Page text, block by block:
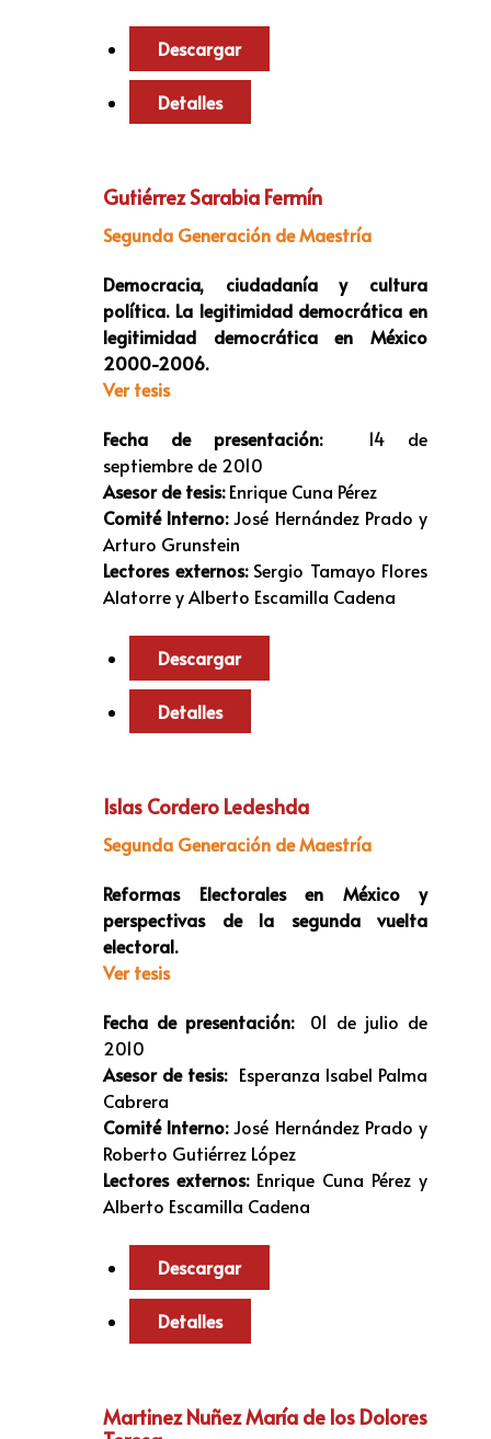
Descargar
Detalles
Gutiérrez Sarabia Fermín
Segunda Generación de Maestría
Democracia, ciudadanía y cultura
política. La legitimidad democrática en
legitimidad democrática en México
2000-2006.
Ver tesis
Fecha de presentación:
14 de
septiembre de 2010
Asesor de tesis:Enrique Cuna Pérez
Comité Interno:José Hernández Prado y
Arturo Grunstein
Lectores externos: Sergio Tamayo Flores
Alatorre y Alberto Escamilla Cadena
Descargar
Detalles
Islas Cordero Ledeshda
Segunda Generación de Maestría
Reformas Electorales en México y
perspectivas de la segunda vuelta
electoral.
Ver tesis
Fecha de presentación:
01 de julio de
2010
Asesor de tesis: Esperanza Isabel Palma
Cabrera
Comité Interno:José Hernández Prado y
Roberto Gutiérrez López
Lectores externos: Enrique Cuna Pérez y
Alberto Escamilla Cadena
Descargar
Detalles
Martinez Nuñez María de los Dolores